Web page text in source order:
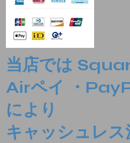
当店では
Airペイ ・
により
キャッシュレス